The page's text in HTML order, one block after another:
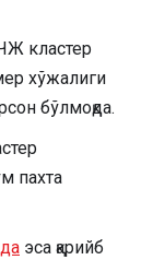
​кластер
хўжалиги
бўлмоқда.
пахта
эса қарийб